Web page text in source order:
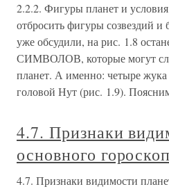
2.2.2. Фигуры планет и
отбросить фигуры созвездий
уже обсудили, на рис. 1.8
СИМВОЛОВ, которые могут
планет. А именно: четыре
головой Нут (рис. 1.9).
4.7. Признаки
основного
4.7. Признаки видимости